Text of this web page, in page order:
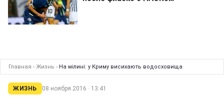
Главная › Жизнь › На мілині: у Криму висихають водосховища
ЖИЗНЬ 08 ноября 2016 · 13:41